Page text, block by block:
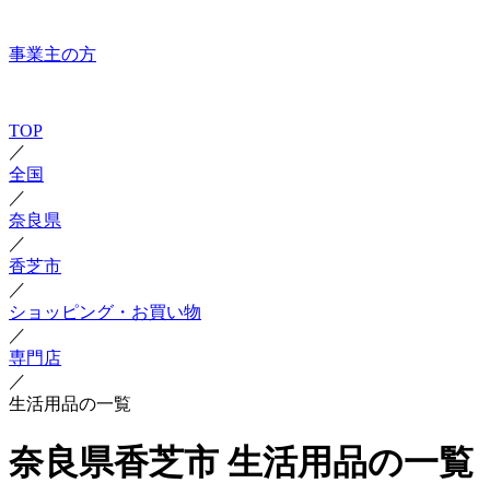
事業主の方
TOP
／
全国
／
奈良県
／
香芝市
／
ショッピング・お買い物
／
専門店
／
生活用品の一覧
奈良県香芝市 生活用品の一覧